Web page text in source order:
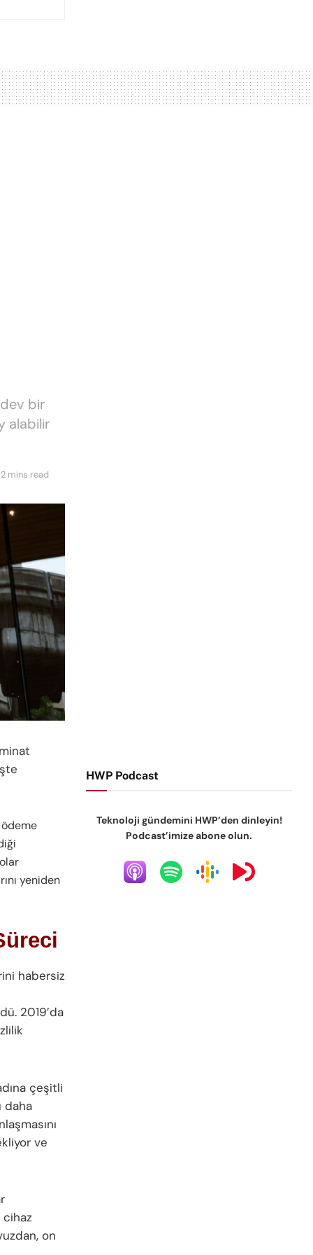
bir
alabilir
mins read
yeniden
habersiz
2019’da
çeşitli
daha
ve
on
HWP Podcast
Teknoloji gündemini HWP’den dinleyin!
Podcast’imize abone olun.